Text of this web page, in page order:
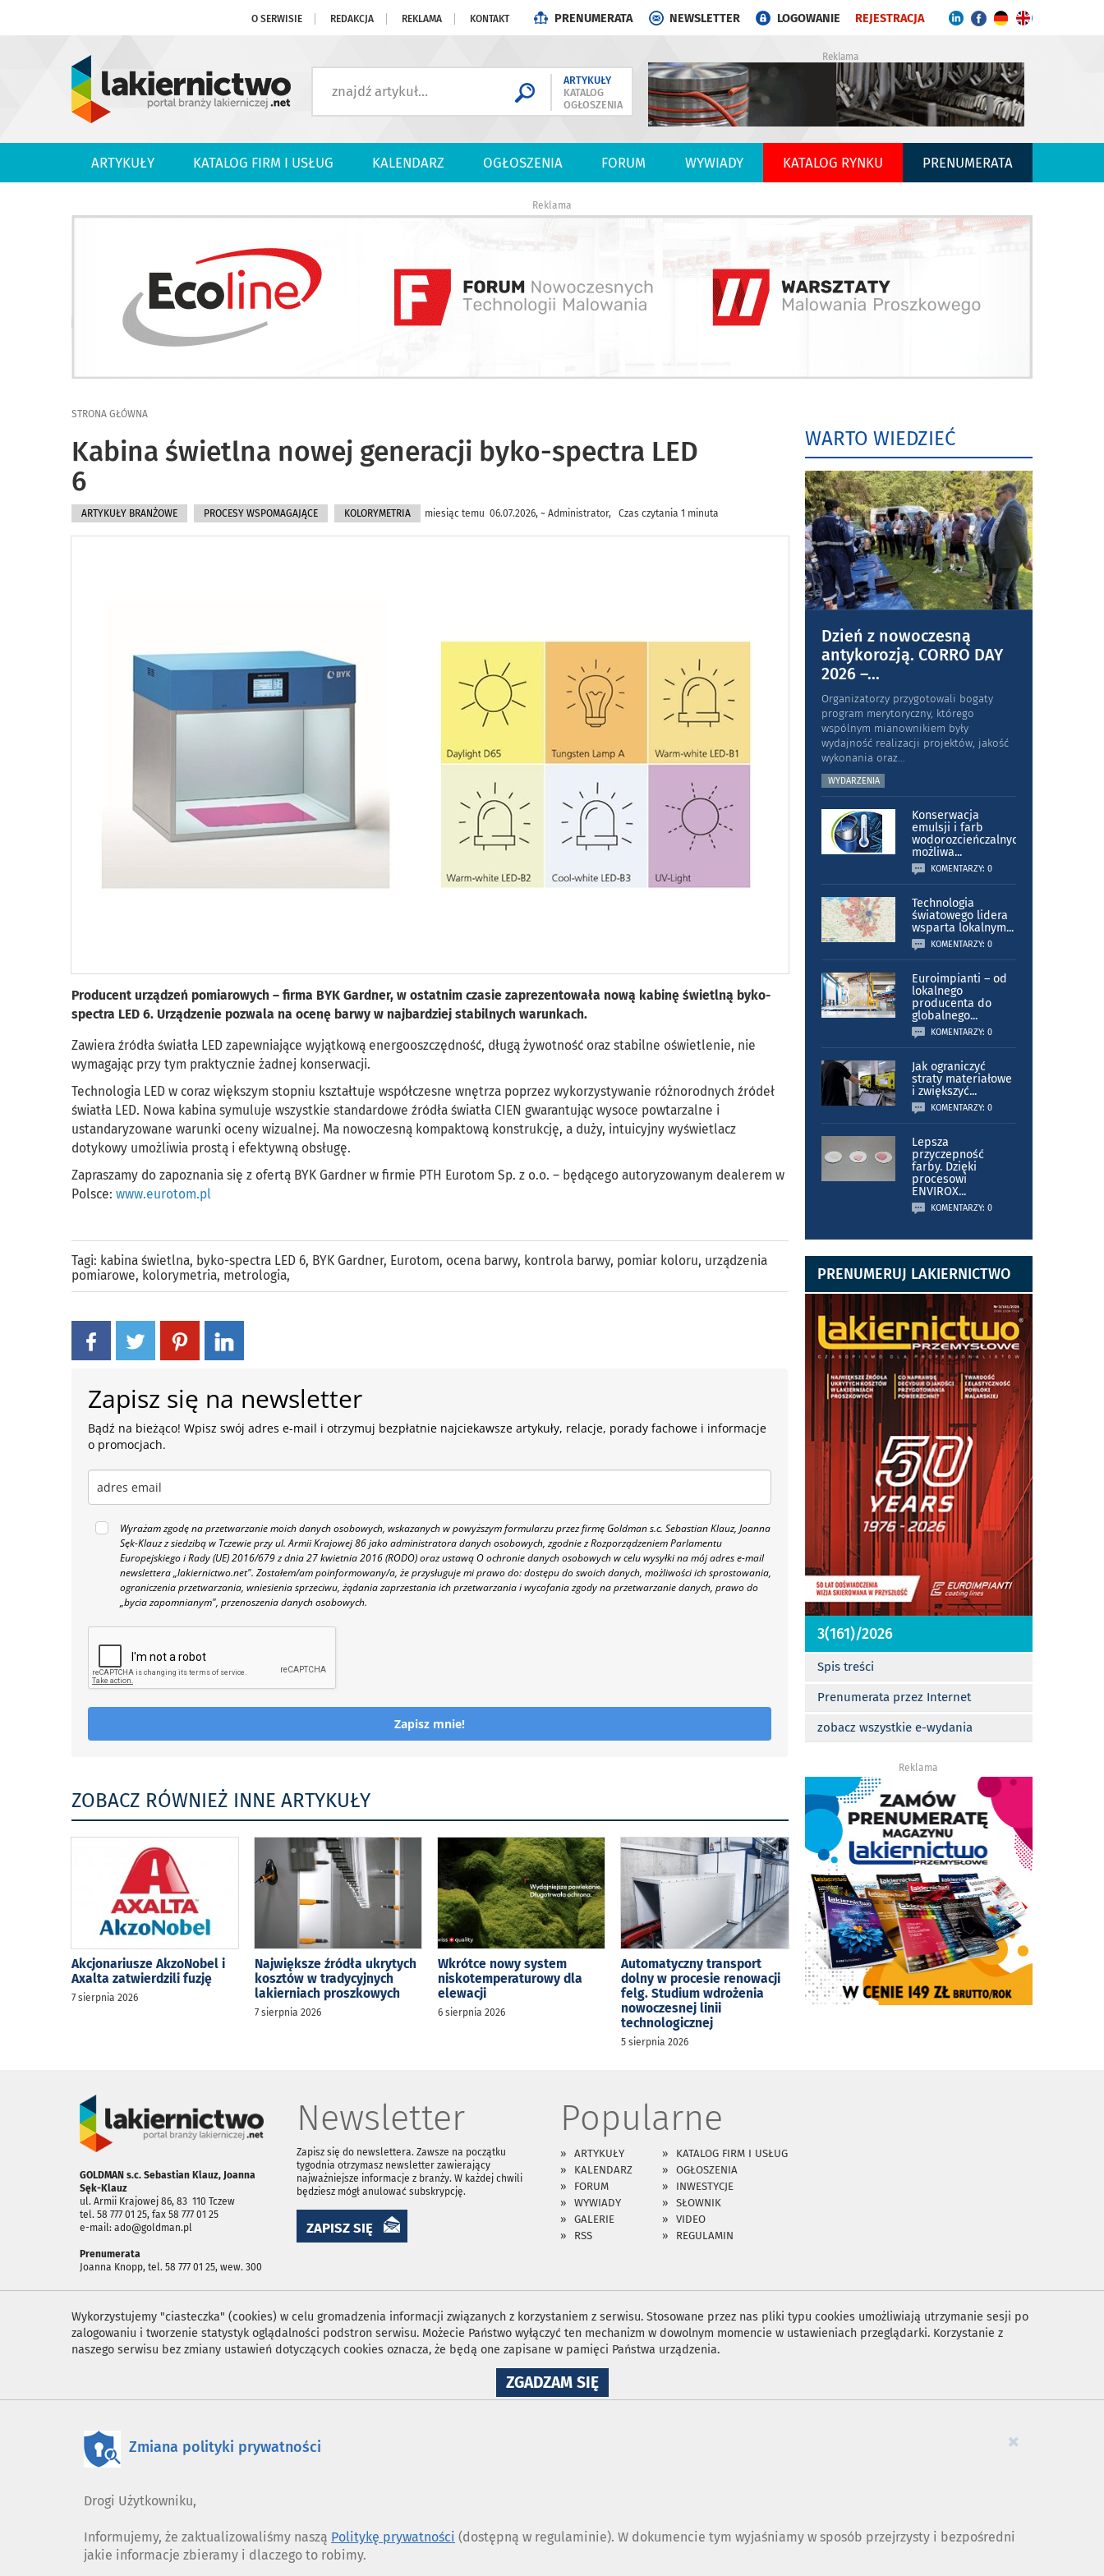
O SERWISIE REDAKCJA REKLAMA KONTAKT PRENUMERATA NEWSLETTER LOGOWANIE REJESTRACJA
ARTYKUŁY
KATALOG
OGŁOSZENIA
Reklama
ARTYKUŁY KATALOG FIRM I USŁUG KALENDARZ OGŁOSZENIA FORUM WYWIADY KATALOG RYNKU PRENUMERATA
Reklama
STRONA GŁÓWNA
Kabina świetlna nowej generacji byko-spectra LED
6
ARTYKUŁY BRANŻOWE PROCESY WSPOMAGAJĄCE KOLORYMETRIA miesiąc temu 06.07.2026, ~ Administrator, Czas czytania 1 minuta
Producent urządzeń pomiarowych – firma BYK Gardner, w ostatnim czasie zaprezentowała nową kabinę świetlną byko-
spectra LED 6. Urządzenie pozwala na ocenę barwy w najbardziej stabilnych warunkach.
Zawiera źródła światła LED zapewniające wyjątkową energooszczędność, długą żywotność oraz stabilne oświetlenie, nie
wymagając przy tym praktycznie żadnej konserwacji.
Technologia LED w coraz większym stopniu kształtuje współczesne wnętrza poprzez wykorzystywanie różnorodnych źródeł
światła LED. Nowa kabina symuluje wszystkie standardowe źródła światła CIEN gwarantując wysoce powtarzalne i
ustandaryzowane warunki oceny wizualnej. Ma nowoczesną kompaktową konstrukcję, a duży, intuicyjny wyświetlacz
dotykowy umożliwia prostą i efektywną obsługę.
Zapraszamy do zapoznania się z ofertą BYK Gardner w firmie PTH Eurotom Sp. z o.o. – będącego autoryzowanym dealerem w
Polsce: www.eurotom.pl
Tagi: kabina świetlna, byko-spectra LED 6, BYK Gardner, Eurotom, ocena barwy, kontrola barwy, pomiar koloru, urządzenia
pomiarowe, kolorymetria, metrologia,
Zapisz się na newsletter
Bądź na bieżąco! Wpisz swój adres e-mail i otrzymuj bezpłatnie najciekawsze artykuły, relacje, porady fachowe i informacje
o promocjach.
Wyrażam zgodę na przetwarzanie moich danych osobowych, wskazanych w powyższym formularzu przez firmę Goldman s.c. Sebastian Klauz, Joanna
Sęk-Klauz z siedzibą w Tczewie przy ul. Armii Krajowej 86 jako administratora danych osobowych, zgodnie z Rozporządzeniem Parlamentu
Europejskiego i Rady (UE) 2016/679 z dnia 27 kwietnia 2016 (RODO) oraz ustawą O ochronie danych osobowych w celu wysyłki na mój adres e-mail
newslettera „lakiernictwo.net". Zostałem/am poinformowany/a, że przysługuje mi prawo do: dostępu do swoich danych, możliwości ich sprostowania,
ograniczenia przetwarzania, wniesienia sprzeciwu, żądania zaprzestania ich przetwarzania i wycofania zgody na przetwarzanie danych, prawo do
„bycia zapomnianym", przenoszenia danych osobowych.
Zapisz mnie!
ZOBACZ RÓWNIEŻ INNE ARTYKUŁY
Akcjonariusze AkzoNobel i
Axalta zatwierdzili fuzję
7 sierpnia 2026
Największe źródła ukrytych
kosztów w tradycyjnych
lakierniach proszkowych
7 sierpnia 2026
Wkrótce nowy system
niskotemperaturowy dla
elewacji
6 sierpnia 2026
Automatyczny transport
dolny w procesie renowacji
felg. Studium wdrożenia
nowoczesnej linii
technologicznej
5 sierpnia 2026
WARTO WIEDZIEĆ
Dzień z nowoczesną
antykorozją. CORRO DAY
2026 –...
Organizatorzy przygotowali bogaty
program merytoryczny, którego
wspólnym mianownikiem były
wydajność realizacji projektów, jakość
wykonania oraz...
WYDARZENIA
Konserwacja
emulsji i farb
wodorozcieńczalnych
możliwa...
KOMENTARZY: 0
Technologia
światowego lidera
wsparta lokalnym...
KOMENTARZY: 0
Euroimpianti – od
lokalnego
producenta do
globalnego...
KOMENTARZY: 0
Jak ograniczyć
straty materiałowe
i zwiększyć...
KOMENTARZY: 0
Lepsza
przyczepność
farby. Dzięki
procesowi
ENVIROX...
KOMENTARZY: 0
PRENUMERUJ LAKIERNICTWO
3(161)/2026
Spis treści
Prenumerata przez Internet
zobacz wszystkie e-wydania
Reklama
GOLDMAN s.c. Sebastian Klauz, Joanna
Sęk-Klauz
ul. Armii Krajowej 86, 83 ­ 110 Tczew
tel. 58 777 01 25, fax 58 777 01 25
e-mail: ado@goldman.pl
Prenumerata
Joanna Knopp, tel. 58 777 01 25, wew. 300
Newsletter
Zapisz się do newslettera. Zawsze na początku
tygodnia otrzymasz newsletter zawierający
najważniejsze informacje z branży. W każdej chwili
będziesz mógł anulować subskrypcję.
ZAPISZ SIĘ
Popularne
ARTYKUŁY
KATALOG FIRM I USŁUG
KALENDARZ
OGŁOSZENIA
FORUM
INWESTYCJE
WYWIADY
SŁOWNIK
GALERIE
VIDEO
RSS
REGULAMIN
Wykorzystujemy "ciasteczka" (cookies) w celu gromadzenia informacji związanych z korzystaniem z serwisu. Stosowane przez nas pliki typu cookies umożliwiają utrzymanie sesji po
zalogowaniu i tworzenie statystyk oglądalności podstron serwisu. Możecie Państwo wyłączyć ten mechanizm w dowolnym momencie w ustawieniach przeglądarki. Korzystanie z
naszego serwisu bez zmiany ustawień dotyczących cookies oznacza, że będą one zapisane w pamięci Państwa urządzenia.
ZGADZAM SIĘNA
WYKORZYSTANIE
×
Zmiana polityki prywatności
Drogi Użytkowniku,
Informujemy, że zaktualizowaliśmy naszą Politykę prywatności (dostępną w regulaminie). W dokumencie tym wyjaśniamy w sposób przejrzysty i bezpośredni
jakie informacje zbieramy i dlaczego to robimy.